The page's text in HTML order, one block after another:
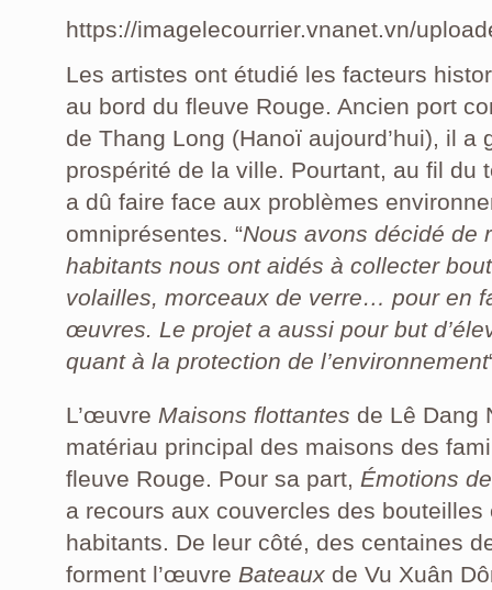
https://imagelecourrier.vnanet.vn/
Les artistes ont étudié les facteurs
au bord du fleuve Rouge. Ancien port
de Thang Long (Hanoï aujourd’hui), il a
prospérité de la ville. Pourtant, au fil du
a dû faire face aux problèmes
omniprésentes. “Nous avons décidé de
habitants nous ont aidés à collecter
volailles, morceaux de verre… pour en
œuvres. Le projet a aussi pour but
quant à la protection de l’environnement
L’œuvre Maisons flottantes de Lê Dang
matériau principal des maisons des
fleuve Rouge. Pour sa part, Émotions
a recours aux couvercles des
habitants. De leur côté, des centaines
forment l’œuvre Bateaux de Vu Xuân